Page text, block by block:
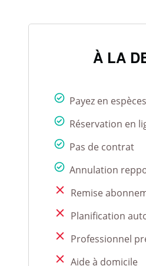
À LA
Payez en
Réservation en
Pas de contrat
Annulation
Remise
Planification
Professionnel
Aide à domicile